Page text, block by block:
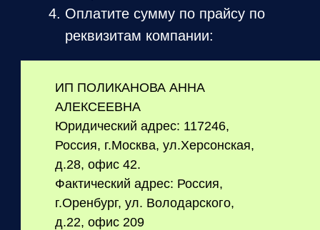
Оплатите сумму по прайсу по
реквизитам компании:
ИП ПОЛИКАНОВА АННА
АЛЕКСЕЕВНА
Юридический адрес: 117246,
Россия, г.Москва, ул.Херсонская,
д.28, офис 42.
Фактический адрес: Россия,
г.Оренбург, ул. Володарского,
д.22, офис 209